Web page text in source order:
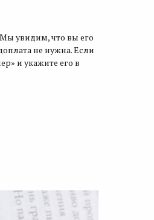
Мы увидим, что вы его
не нужна. Если
и укажите его в